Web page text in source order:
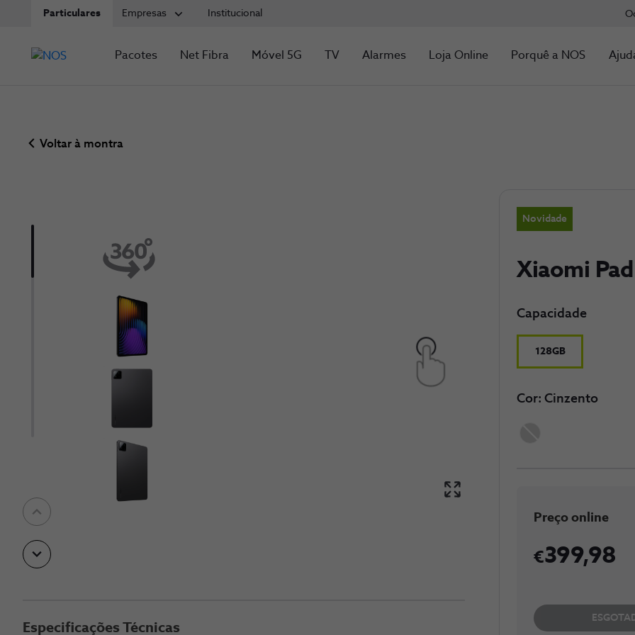
Particulares Empresas Institucional
Pacotes Net Fibra Móvel 5G TV Alarmes Loja Online Porquê a NOS
Voltar à montra
Especificações Técnicas
Novidade
Xiaomi
Capacidade
128GB
Cor: Cinzento
Preço online
399,98